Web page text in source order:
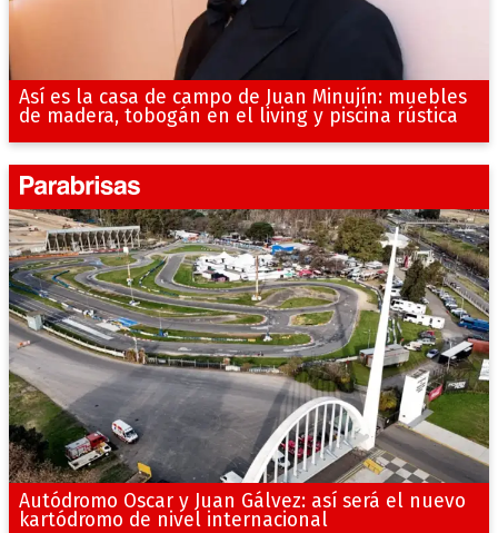
Así es la casa de campo de Juan Minujín: muebles
de madera, tobogán en el living y piscina rústica
Autódromo Oscar y Juan Gálvez: así será el nuevo
kartódromo de nivel internacional